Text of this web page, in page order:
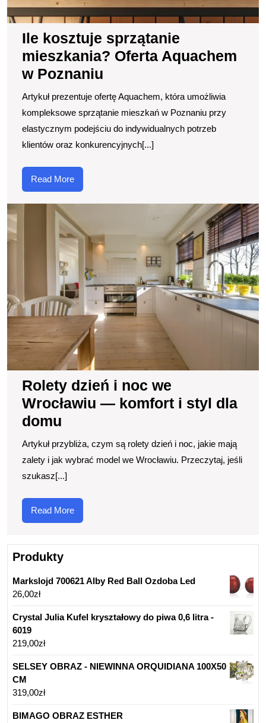
Ile kosztuje sprzątanie
mieszkania? Oferta Aquachem
w Poznaniu
Artykuł prezentuje ofertę Aquachem, która umożliwia
kompleksowe sprzątanie mieszkań w Poznaniu przy
elastycznym podejściu do indywidualnych potrzeb
klientów oraz konkurencyjnych[...]
Read MoreRead
More
i
i
Rolety dzień i noc we
Wrocławiu — komfort i styl dla
domu
Artykuł przybliża, czym są rolety dzień i noc, jakie mają
zalety i jak wybrać model we Wrocławiu. Przeczytaj, jeśli
szukasz[...]
Read MoreRead
More
Produkty
Markslojd 700621 Alby Red Ball Ozdoba Led
26,00zł
Crystal Julia Kufel kryształowy do piwa 0,6 litra -
6019
219,00zł
SELSEY OBRAZ - NIEWINNA ORQUIDIANA 100X50
CM
319,00zł
BIMAGO OBRAZ ESTHER